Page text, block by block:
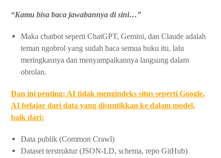
“Kamu bisa baca jawabannya di sini…”
Maka chatbot seperti ChatGPT, Gemini, dan Claude adalah
teman ngobrol yang sudah baca semua buku itu, lalu
meringkasnya dan menyampaikannya langsung dalam
obrolan.
Dan ini penting: AI tidak mengindeks situs seperti Google.
AI belajar dari data yang disuntikkan ke dalam model,
baik dari:
Data publik (Common Crawl)
Dataset terstruktur (JSON-LD, schema, repo GitHub)